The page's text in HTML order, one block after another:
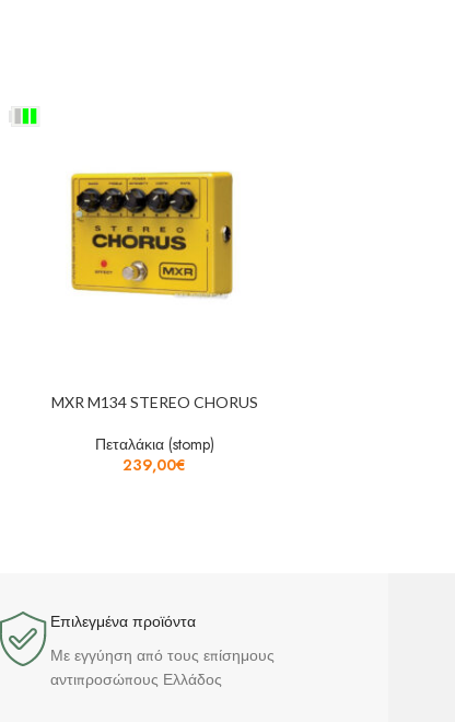
MXR M134 STEREO CHORUS
Πεταλάκια (stomp)
239,00€
Επιλεγμένα προϊόντα​
Με εγγύηση από τους επίσημους
αντιπροσώπους Ελλάδος